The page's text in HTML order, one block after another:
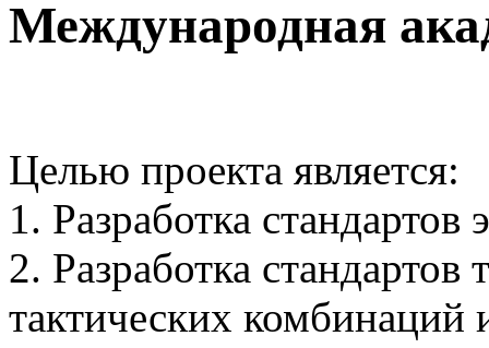
Международная
Целью проекта является:
1. Разработка
2. Разработка
тактических комбинаций